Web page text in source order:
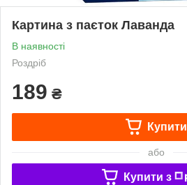
Картина з паєток Лаванда
В наявності
Роздріб
189 ₴
Купити
або
Купити з